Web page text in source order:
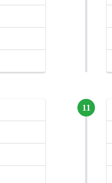
11